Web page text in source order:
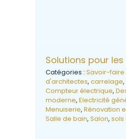
Solutions pour
Catégories : Savoir-faire
d'architectes, carrelage,
Compteur électrique,
moderne, Electricité
Menuiserie, Rénovation
Salle de bain, Salon, sols